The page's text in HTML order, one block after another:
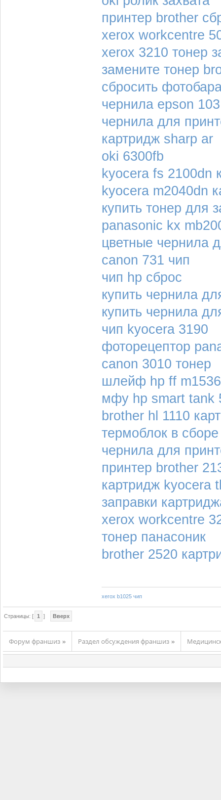
принтер brother
xerox workcentre
xerox 3210 тонер
замените тонер
сбросить
чернила epson
чернила для
картридж sharp ar
oki 6300fb
kyocera fs 2100dn
kyocera m2040dn
купить тонер для
panasonic kx
цветные чернила
canon 731 чип
чип hp сброс
купить чернила
купить чернила
чип kyocera 3190
фоторецептор
canon 3010 тонер
шлейф hp ff m1536
мфу hp smart tank
brother hl 1110
термоблок в сборе
чернила для
принтер brother
картридж kyocera
заправки
xerox workcentre
тонер панасоник
brother 2520
xerox b1025 чип
Страницы: [ 1 ] Вверх
Форум франшиз » Раздел обсуждения франшиз »